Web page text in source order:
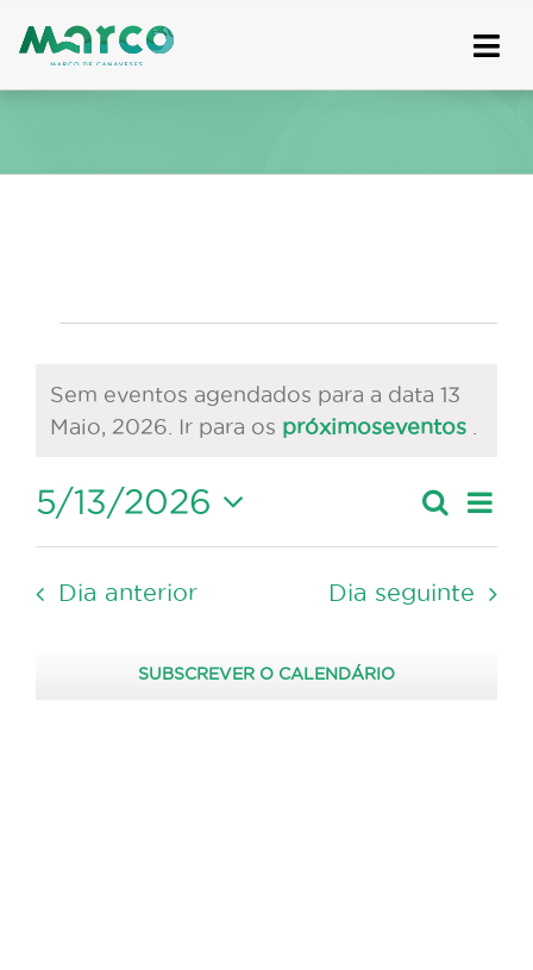
to
for
Maio,
2026
Aviso
Sem eventos agendados para a data 13
Maio, 2026. Ir para os próximoseventos
Navegação
de
pesquisa
Dia
5/13/2026
Selecione
data.
Dia anterior Dia seguinte
SUBSCREVER O CALENDÁRIO